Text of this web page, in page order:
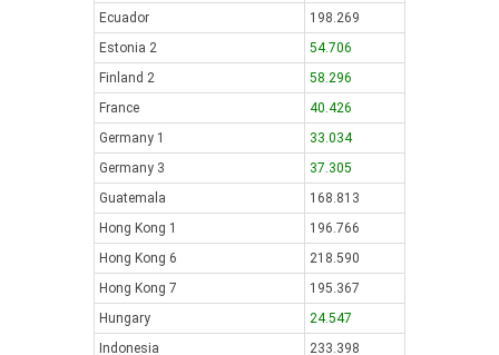
Ecuador
198.269
Estonia 2
54.706
Finland 2
58.296
France
40.426
Germany 1
33.034
Germany 3
37.305
Guatemala
168.813
Hong Kong 1
196.766
Hong Kong 6
218.590
Hong Kong 7
195.367
Hungary
24.547
Indonesia
233.398